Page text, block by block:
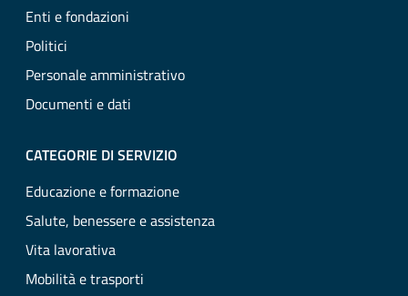
Enti e fondazioni
Politici
Personale amministrativo
Documenti e dati
CATEGORIE DI SERVIZIO
Educazione e formazione
Salute, benessere e assistenza
Vita lavorativa
Mobilità e trasporti